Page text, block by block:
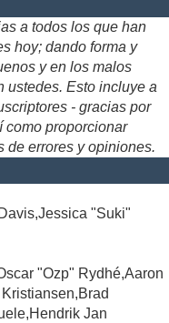
a todos los que han
hoy; dando forma y
y en los malos
ustedes. Esto incluye a
- gracias por
como proporcionar
de errores y opiniones.
"Suki"
"Ozp" Rydhé,Aaron
Jan